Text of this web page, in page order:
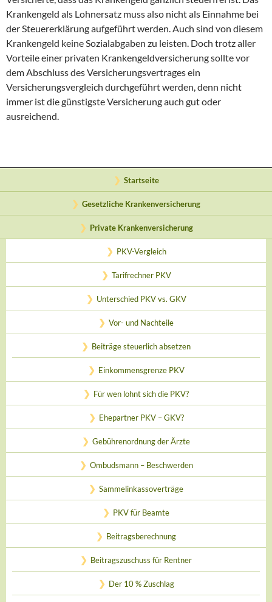
Krankengeld als Lohnersatz muss also nicht als Einnahme bei
der Steuererklärung aufgeführt werden. Auch sind von diesem
Krankengeld keine Sozialabgaben zu leisten. Doch trotz aller
Vorteile einer privaten Krankengeldversicherung sollte vor
dem Abschluss des Versicherungsvertrages ein
Versicherungsvergleich durchgeführt werden, denn nicht
immer ist die günstigste Versicherung auch gut oder
ausreichend.
Startseite
Gesetzliche Krankenversicherung
Private Krankenversicherung
PKV-Vergleich
Tarifrechner PKV
Unterschied PKV vs. GKV
Vor- und Nachteile
Beiträge steuerlich absetzen
Einkommensgrenze PKV
Für wen lohnt sich die PKV?
Ehepartner PKV – GKV?
Gebührenordnung der Ärzte
Ombudsmann – Beschwerden
Sammelinkassoverträge
PKV für Beamte
Beitragsberechnung
Beitragszuschuss für Rentner
Der 10 % Zuschlag